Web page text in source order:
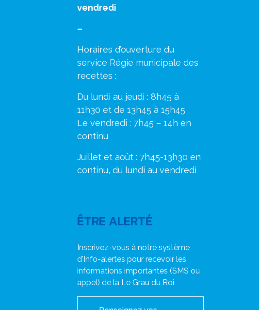
vendredi
–
Horaires d’ouverture du
service Régie municipale des
recettes :
Du lundi au jeudi : 8h45 à
11h30 et de 13h45 à 15h45
Le vendredi : 7h45 – 14h en
continu
Juillet et août : 7h45-13h30 en
continu, du lundi au vendredi
ÊTRE ALERTÉ
Inscrivez-vous à notre système
d'Info-alertes pour recevoir les
informations importantes (SMS ou
appel) de la Le Grau du Roi